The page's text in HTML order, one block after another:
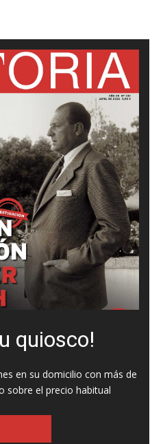
quiosco!
en su domicilio con más de
sobre el precio habitual